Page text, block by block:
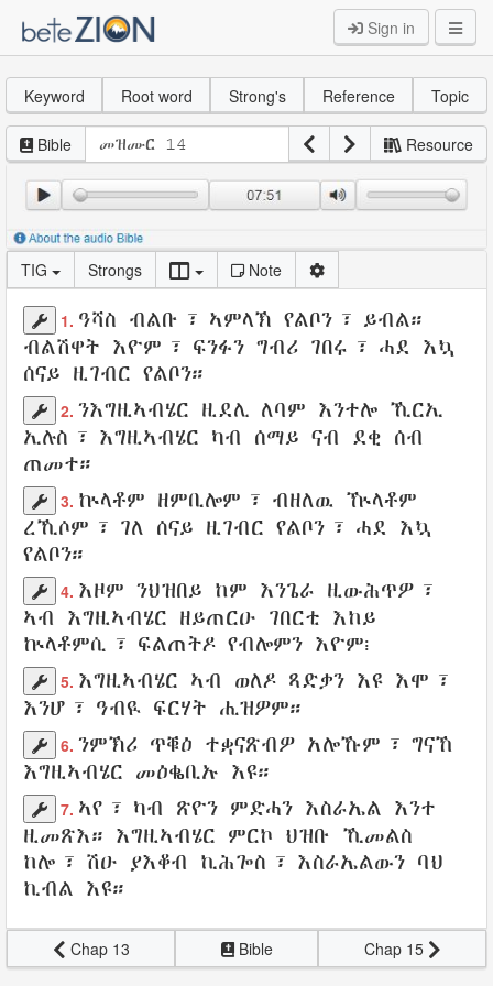
Sign in
Keyword Root word Strong's Reference Topic
Bible Resource
TIG Strongs Note
1. ዓሻስ ብልቡ ፣ ኣምላኽ የልቦን፣ ይብል።
ብልሽዋት እዮም፣ ፍንፉን ግብሪ ገበሩ፣ ሓደ እኳ
ሰናይ ዚገብር የልቦን።
2. ንእግዚኣብሄር ዚደሊ ለባም እንተሎ ኺርኢ
ኢሉስ፣ እግዚኣብሄር ካብ ሰማይ ናብ ደቂ ሰብ
ጠመተ።
3. ኵላቶም ዘምቢሎም ፣ ብዘለዉ ዅላቶም
ረኺሶም ፣ ገለ ሰናይ ዚገብር የልቦን፣ ሓደ እኳ
የልቦን።
4. እዞም ንህዝበይ ከም እንጌራ ዚውሕጥዎ ፣
ኣብ እግዚኣብሄር ዘይጠርዑ ገበርቲ እከይ
ኵላቶምሲ፣ ፍልጠትዶ የብሎምን እዮም፧
5. እግዚኣብሄር ኣብ ወለዶ ጻድቃን እዩ እሞ፣
እንሆ፣ ዓብዪ ፍርሃት ሒዝዎም።
6. ንምኽሪ ጥቑዕ ተቋናጽብዎ አሎኹም፣ ግናኸ
እግዚኣብሄር መዕቈቢኡ እዩ።
7. ኣየ ፣ ካብ ጽዮን ምድሓን እስራኤል እንተ
ዚመጽእ። እግዚኣብሄር ምርኮ ህዝቡ ኺመልስ
ከሎ፣ ሽዑ ያእቆብ ኪሕጐስ ፣ እስራኤልውን ባህ
ኪብል እዩ።
Chap 13 Bible Chap 15